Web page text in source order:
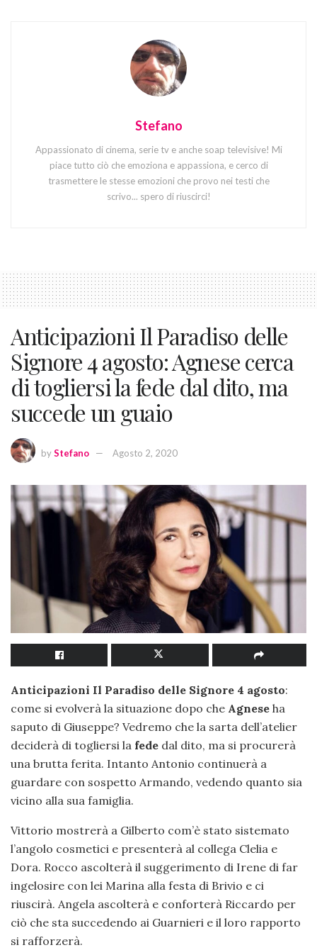
Stefano
Appassionato di cinema, serie tv e anche soap televisive! Mi
piace tutto ciò che emoziona e appassiona, e cerco di
trasmettere le stesse emozioni che provo nei testi che
scrivo... spero di riuscirci!
Anticipazioni Il Paradiso delle
Signore 4 agosto: Agnese cerca
di togliersi la fede dal dito, ma
succede un guaio
byStefano Agosto 2, 2020
Anticipazioni Il Paradiso delle Signore 4 agosto:
come si evolverà la situazione dopo che Agnese ha
saputo di Giuseppe? Vedremo che la sarta dell’atelier
deciderà di togliersi la fede dal dito, ma si procurerà
una brutta ferita. Intanto Antonio continuerà a
guardare con sospetto Armando, vedendo quanto sia
vicino alla sua famiglia.
Vittorio mostrerà a Gilberto com’è stato sistemato
l’angolo cosmetici e presenterà al collega Clelia e
Dora. Rocco ascolterà il suggerimento di Irene di far
ingelosire con lei Marina alla festa di Brivio e ci
riuscirà. Angela ascolterà e conforterà Riccardo per
ciò che sta succedendo ai Guarnieri e il loro rapporto
si rafforzerà.